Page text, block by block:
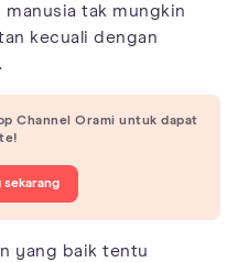
manusia tak mungkin
kecuali dengan
Channel Orami untuk dapat
sekarang
yang baik tentu